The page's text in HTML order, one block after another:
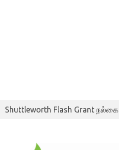
Shuttleworth Flash Grant நல்கை